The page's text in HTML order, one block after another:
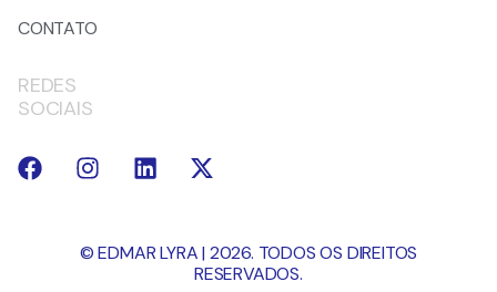
CONTATO
REDES
SOCIAIS
© EDMAR LYRA | 2026. TODOS OS DIREITOS
RESERVADOS.